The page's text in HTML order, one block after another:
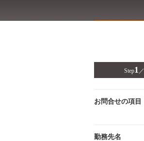
Step1 ／
お問合せの項目
勤務先名